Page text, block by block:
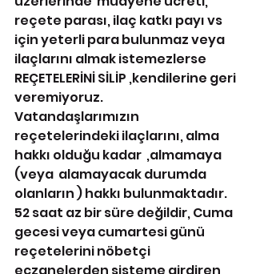
reçete parası, ilaç katkı payı vs
için yeterli para bulunmaz veya
ilaçlarını almak istemezlerse
REÇETELERİNİ SİLİP ,kendilerine geri
veremiyoruz.
Vatandaşlarımızın
reçetelerindeki ilaçlarını, alma
hakkı olduğu kadar  ,almamaya
(veya  alamayacak durumda
olanların ) hakkı bulunmaktadır.
52 saat az bir süre değildir, Cuma
gecesi veya cumartesi günü
reçetelerini nöbetçi